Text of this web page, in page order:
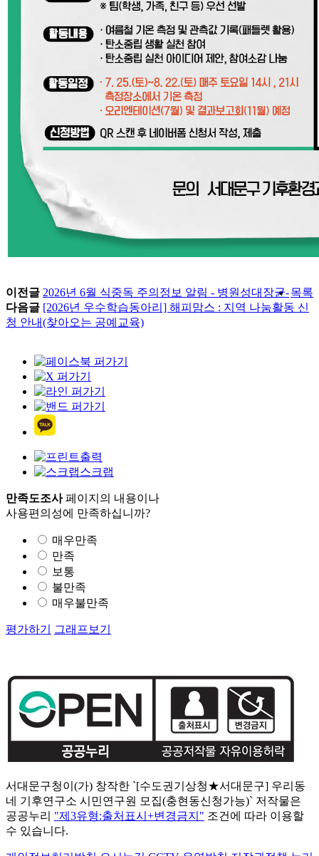
목록
이전글 2026년 6월 식중독 주의정보 알림 - 병원성대장균-
다음글 [2026년 우수학습동아리] 해피맘스 : 지역 나눔활동 신
청 안내(찾아오는 공예교육)
출력
스크랩
만족도조사페이지의 내용이나
사용편의성에 만족하십니까?
매우만족
만족
보통
불만족
매우불만족
평가하기 그래프보기
서대문구청이(가) 창작한 `[수도권기상청★서대문구] 우리동
네 기후연구소 시민연구원 모집(충현동신청가능)` 저작물은
공공누리 "제3유형:출처표시+변경금지" 조건에 따라 이용할
수 있습니다.